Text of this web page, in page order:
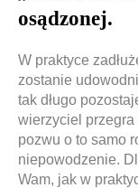
osądzonej.
W praktyce
zostanie
tak długo
wierzyciel przegra
pozwu o to samo
niepowodzenie.
Wam, jak w